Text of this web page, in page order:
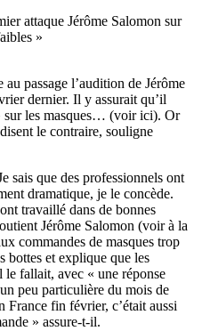
attaque Jérôme Salomon sur
»
passage l’audition de Jérôme
dernier. Il y assurait qu’il
sur les masques… (voir ici). Or
le contraire, souligne
sais que des professionnels ont
dramatique, je le concède.
travaillé dans de bonnes
Jérôme Salomon (voir à la
commandes de masques trop
bottes et explique que les
le fallait, avec « une réponse
peu particulière du mois de
France fin février, c’était aussi
» assure-t-il.